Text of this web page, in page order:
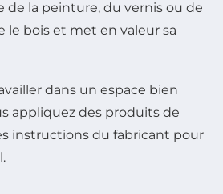
la peinture, du vernis ou de
le bois et met en valeur sa
dans un espace bien
appliquez des produits de
instructions du fabricant pour